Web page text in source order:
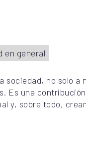
en general
sociedad, no solo a
Es una
y, sobre todo,